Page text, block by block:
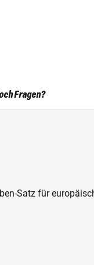
Satz für
Fragen?